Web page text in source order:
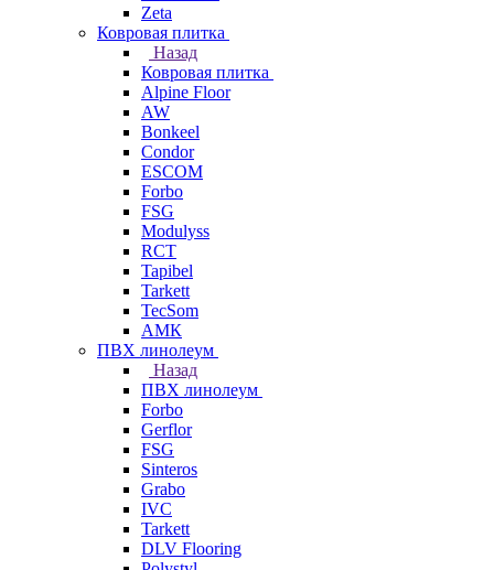
Zeta
Ковровая плитка
Назад
Ковровая плитка
Alpine Floor
AW
Bonkeel
Condor
ESCOM
Forbo
FSG
Modulyss
RCT
Tapibel
Tarkett
TecSom
АМК
ПВХ линолеум
Назад
ПВХ линолеум
Forbo
Gerflor
FSG
Sinteros
Grabo
IVC
Tarkett
DLV Flooring